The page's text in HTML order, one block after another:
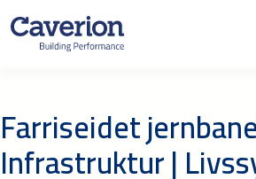
Farriseidet
Infrastruktur |